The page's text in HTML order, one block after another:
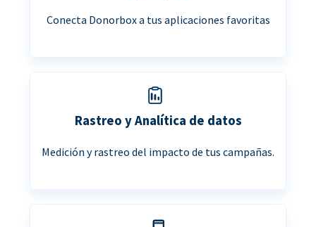
Conecta Donorbox a tus aplicaciones favoritas
Rastreo y Analítica de datos
Medición y rastreo del impacto de tus campañas.